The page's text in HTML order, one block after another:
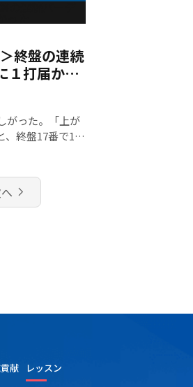
優勝を手にし
ニアツアーに挑
酒」となった。
終盤の連続
１打届かな
がった。「上が
、終盤17番で10
。
navigate_next
献 レッスン